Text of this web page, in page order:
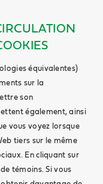
équivalentes)
sur la
son
également, ainsi
vous voyez lorsque
tiers sur le même
En cliquant sur
témoins. Si vous